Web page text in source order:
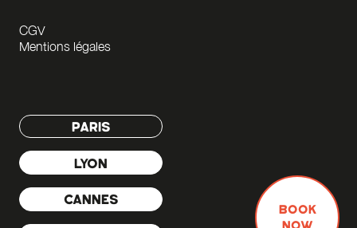
BOOK
CGV
Mentions légales
PARIS
LYON
CANNES